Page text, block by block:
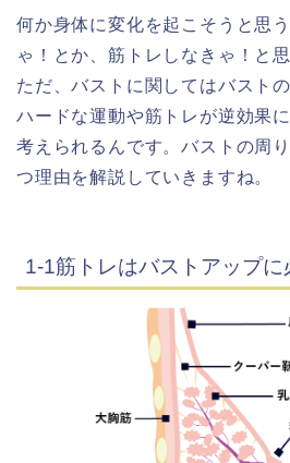
何か身体に変化を起こそうと思
ゃ！とか、筋トレしなきゃ！と
ただ、バストに関してはバスト
ハードな運動や筋トレが逆効果
考えられるんです。バストの周
つ理由を解説していきますね。
1-1筋トレはバストアップに